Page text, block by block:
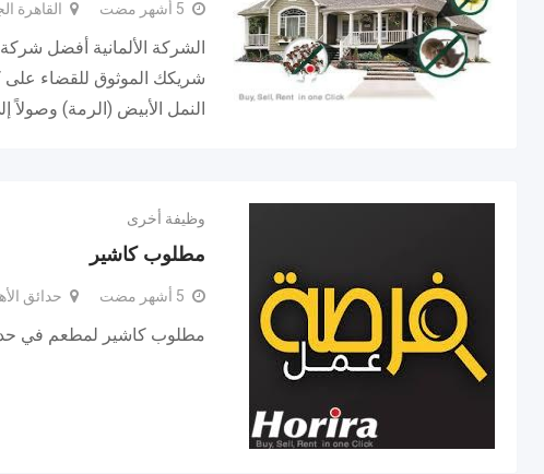
5 أشهر مضت القاهرة
الشركة الألمانية أفضل
شريكك الموثوق للقضاء على
النمل الأبيض (الرمة) وصولاً
وظيفة أخرى
مطلوب كاشير
5 أشهر مضت حدائق
مطلوب كاشير لمطعم في